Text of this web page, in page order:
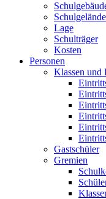
Schulgelände
Lage
Schulträger
Kosten
Personen
Klassen und
Gastschüler
Gremien